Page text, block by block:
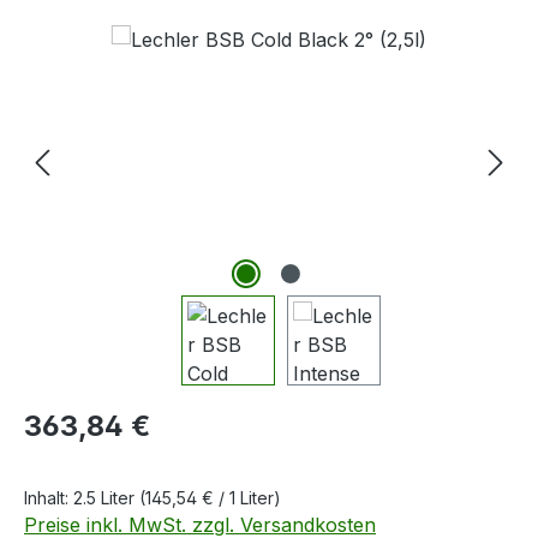
Bildergalerie überspringen
Regulärer Preis:
363,84 €
Inhalt: 2.5 Liter (145,54 € / 1 Liter)
Preise inkl. MwSt. zzgl. Versandkosten